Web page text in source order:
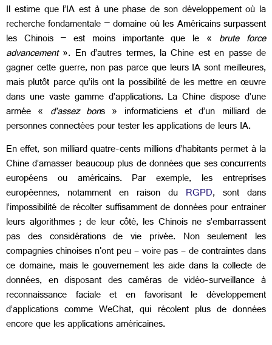
Il estime que l’IA est à une phase de son développement où la
recherche fondamentale – domaine où les Américains surpassent
les Chinois – est moins importante que le « brute force
advancement». En d’autres termes, la Chine est en passe de
gagner cette guerre, non pas parce que leurs IA sont meilleures,
mais plutôt parce qu’ils ont la possibilité de les mettre en œuvre
dans une vaste gamme d’applications. La Chine dispose d’une
armée « d’assez bons » informaticiens et d’un milliard de
personnes connectées pour tester les applications de leurs IA.
En effet, son milliard quatre-cents millions d’habitants permet à la
Chine d’amasser beaucoup plus de données que ses concurrents
européens ou américains. Par exemple, les entreprises
européennes, notamment en raison du RGPD, sont dans
l’impossibilité de récolter suffisamment de données pour entrainer
leurs algorithmes ; de leur côté, les Chinois ne s’embarrassent
pas des considérations de vie privée. Non seulement les
compagnies chinoises n'ont peu – voire pas – de contraintes dans
ce domaine, mais le gouvernement les aide dans la collecte de
données, en disposant des caméras de vidéo-surveillance à
reconnaissance faciale et en favorisant le développement
d’applications comme WeChat, qui récolent plus de données
encore que les applications américaines.